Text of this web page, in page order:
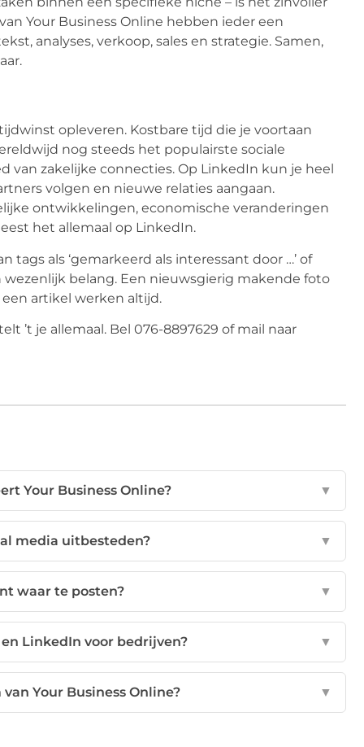
Your Business Online hebben ieder een
analyses, verkoop, sales en strategie. Samen,
opleveren. Kostbare tijd die je voortaan
nog steeds het populairste sociale
zakelijke connecties. Op LinkedIn kun je heel
volgen en nieuwe relaties aangaan.
ontwikkelingen, economische veranderingen
het allemaal op LinkedIn.
als ‘gemarkeerd als interessant door …’ of
wezenlijk belang. Een nieuwsgierig makende foto
artikel werken altijd.
’t je allemaal. Bel 076-8897629 of mail naar
Your Business Online? ▼
media uitbesteden? ▼
waar te posten? ▼
LinkedIn voor bedrijven? ▼
Your Business Online? ▼